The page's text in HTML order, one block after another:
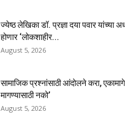
ज्येष्ठ लेखिका डॉ. प्रज्ञा दया पवार यांच्या
होणार ‘लोकशाहीर...
August 5, 2026
सामाजिक प्रश्नांसाठी आंदोलने करा,
मागण्यासाठी नको’
August 5, 2026